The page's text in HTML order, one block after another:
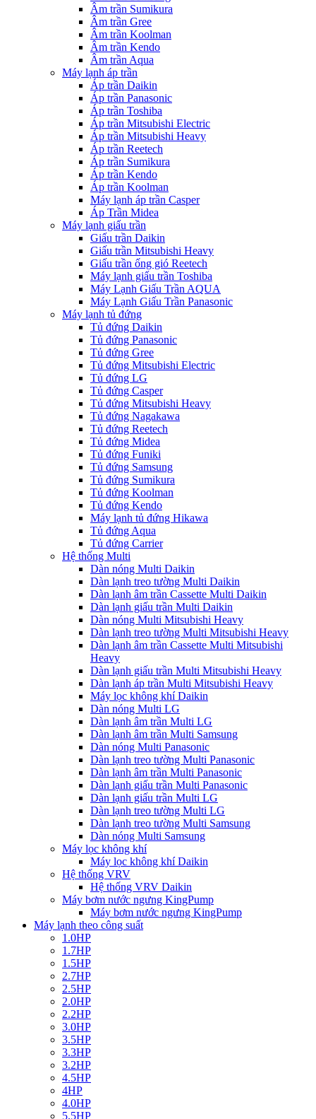
Âm trần Sumikura
Âm trần Gree
Âm trần Koolman
Âm trần Kendo
Âm trần Aqua
Máy lạnh áp trần
Áp trần Daikin
Áp trần Panasonic
Áp trần Toshiba
Áp trần Mitsubishi Electric
Áp trần Mitsubishi Heavy
Áp trần Reetech
Áp trần Sumikura
Áp trần Kendo
Áp trần Koolman
Máy lạnh áp trần Casper
Áp Trần Midea
Máy lạnh giấu trần
Giấu trần Daikin
Giấu trần Mitsubishi Heavy
Giấu trần ống gió Reetech
Máy lạnh giấu trần Toshiba
Máy Lạnh Giấu Trần AQUA
Máy Lạnh Giấu Trần Panasonic
Máy lạnh tủ đứng
Tủ đứng Daikin
Tủ đứng Panasonic
Tủ đứng Gree
Tủ đứng Mitsubishi Electric
Tủ đứng LG
Tủ đứng Casper
Tủ đứng Mitsubishi Heavy
Tủ đứng Nagakawa
Tủ đứng Reetech
Tủ đứng Midea
Tủ đứng Funiki
Tủ đứng Samsung
Tủ đứng Sumikura
Tủ đứng Koolman
Tủ đứng Kendo
Máy lạnh tủ đứng Hikawa
Tủ đứng Aqua
Tủ đứng Carrier
Hệ thống Multi
Dàn nóng Multi Daikin
Dàn lạnh treo tường Multi Daikin
Dàn lạnh âm trần Cassette Multi Daikin
Dàn lạnh giấu trần Multi Daikin
Dàn nóng Multi Mitsubishi Heavy
Dàn lạnh treo tường Multi Mitsubishi Heavy
Dàn lạnh âm trần Cassette Multi Mitsubishi
Heavy
Dàn lạnh giấu trần Multi Mitsubishi Heavy
Dàn lạnh áp trần Multi Mitsubishi Heavy
Máy lọc không khí Daikin
Dàn nóng Multi LG
Dàn lạnh âm trần Multi LG
Dàn lạnh âm trần Multi Samsung
Dàn nóng Multi Panasonic
Dàn lạnh treo tường Multi Panasonic
Dàn lạnh âm trần Multi Panasonic
Dàn lạnh giấu trần Multi Panasonic
Dàn lạnh giấu trần Multi LG
Dàn lạnh treo tường Multi LG
Dàn lạnh treo tường Multi Samsung
Dàn nóng Multi Samsung
Máy lọc không khí
Máy lọc không khí Daikin
Hệ thống VRV
Hệ thống VRV Daikin
Máy bơm nước ngưng KingPump
Máy bơm nước ngưng KingPump
Máy lạnh theo công suất
1.0HP
1.7HP
1.5HP
2.7HP
2.5HP
2.0HP
2.2HP
3.0HP
3.5HP
3.3HP
3.2HP
4.5HP
4HP
4.0HP
5.5HP